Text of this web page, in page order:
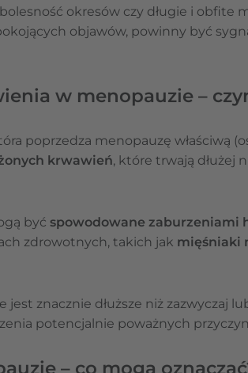
okresów czy długie i obfite
objawów, powinny być
w menopauzie –
poprzedza menopauzę właściwą
krwawień, które trwają dłużej
być spowodowane zaburzeniami
zdrowotnych, takich jak mięśniaki
znacznie dłuższe niż zazwyczaj
potencjalnie poważnych
– co mogą